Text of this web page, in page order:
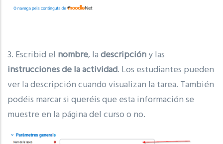
3. Escribid el nombre, ladescripcióny las
instrucciones de la actividad. Los estudiantes pueden
ver la descripción cuando visualizan la tarea. También
podéis marcar si queréis que esta información se
muestre en la página del curso o no.